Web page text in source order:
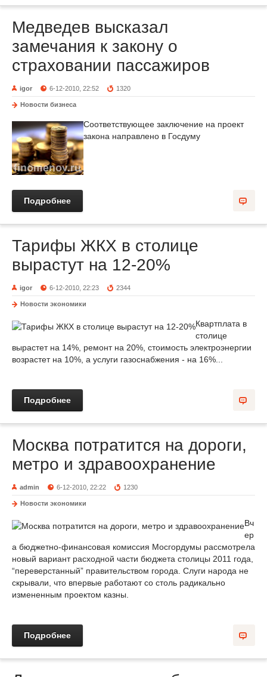
Медведев высказал
замечания к закону о
страховании пассажиров
igor 6-12-2010, 22:52 1320
Новости бизнеса
Соответствующее заключение на проект
закона направлено в Госдуму
Подробнее
Тарифы ЖКХ в столице
вырастут на 12-20%
igor 6-12-2010, 22:23 2344
Новости экономики
Квартплата в
столице
вырастет на 14%, ремонт на 20%, стоимость электроэнергии
возрастет на 10%, а услуги газоснабжения - на 16%...
Подробнее
Москва потратится на дороги,
метро и здравоохранение
admin 6-12-2010, 22:22 1230
Новости экономики
Вч
ер
а бюджетно-финансовая комиссия Мосгордумы рассмотрела
новый вариант расходной части бюджета столицы 2011 года,
“переверстанный” правительством города. Слуги народа не
скрывали, что впервые работают со столь радикально
измененным проектом казны.
Подробнее